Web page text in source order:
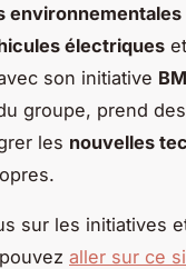
environnementales
électriques
son initiative
groupe, prend
les nouvelles
sur les initiatives
aller sur ce